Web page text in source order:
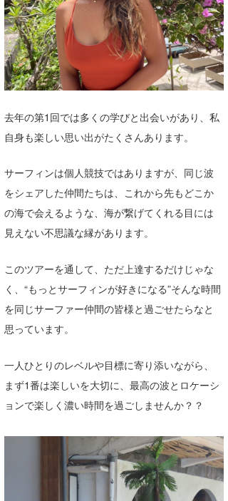
去年の第1回では多くの学びと出会いがあり、私
自身も楽しい思い出がたくさんあります。
サーフィンは個人競技ではありますが、同じ波
をシェアした仲間たちは、これから先もどこか
の海で会えるような、海が繋げてくれる目には
見えない不思議な縁があります。
このツアーを通して、ただ上達するだけじゃな
く、“もっとサーフィンが好きになる”そんな時間
を同じサーファー仲間の皆様と過ごせたらなと
思っています。
一人ひとりのレベルや目標に寄り添いながら、
まず1番は楽しいを大切に、最高の波とロケーシ
ョンで楽しく濃い時間を過ごしませんか？？
Naoya Kimoto
mitsuteru Kamio
Yasunari Inoue
arukasvision
CBA Films
熊谷素子
メディア
SURFMEDIA
Colors MAGAZINE
波伝説アンバサダー/プロライダー
福島寿実子
嵯峨明日香
田原啓江
植村未来
大野”MAR”修聖
喜納海人
波伝説スタッフ
+☆maki☆+
chan-U
ECE
KID
KOBU
KY